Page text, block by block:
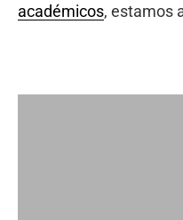
académicos, estamos